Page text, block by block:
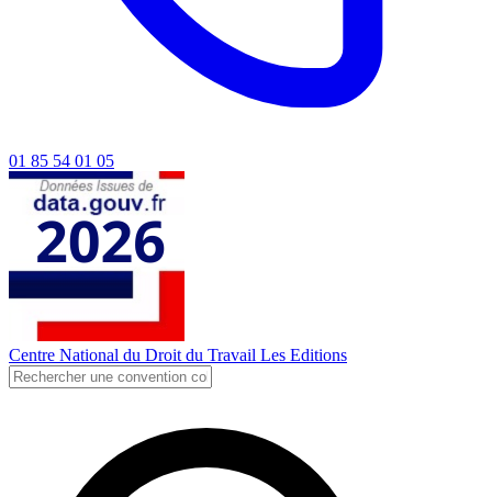
01 85 54 01 05
Centre National du Droit du Travail Les Editions